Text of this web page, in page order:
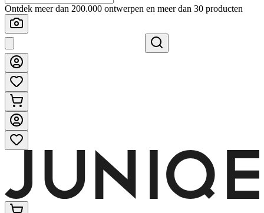
Ontdek meer dan 200.000 ontwerpen en meer dan 30 producten